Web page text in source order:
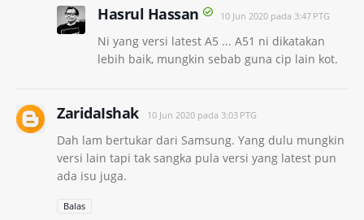
Hasrul Hassan 10 Jun 2020 pada 3:47 PTG
Ni yang versi latest A5 ... A51 ni dikatakan
lebih baik, mungkin sebab guna cip lain kot.
ZaridaIshak 10 Jun 2020 pada 3:03 PTG
Dah lam bertukar dari Samsung. Yang dulu mungkin
versi lain tapi tak sangka pula versi yang latest pun
ada isu juga.
Balas